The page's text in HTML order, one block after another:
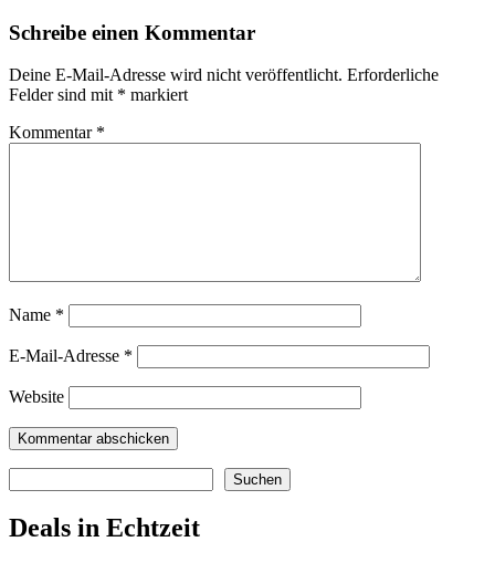
Schreibe einen Kommentar
Deine E-Mail-Adresse wird nicht veröffentlicht. Erforderliche
Felder sind mit * markiert
Kommentar *
Name *
E-Mail-Adresse *
Website
Suchen
Deals in Echtzeit